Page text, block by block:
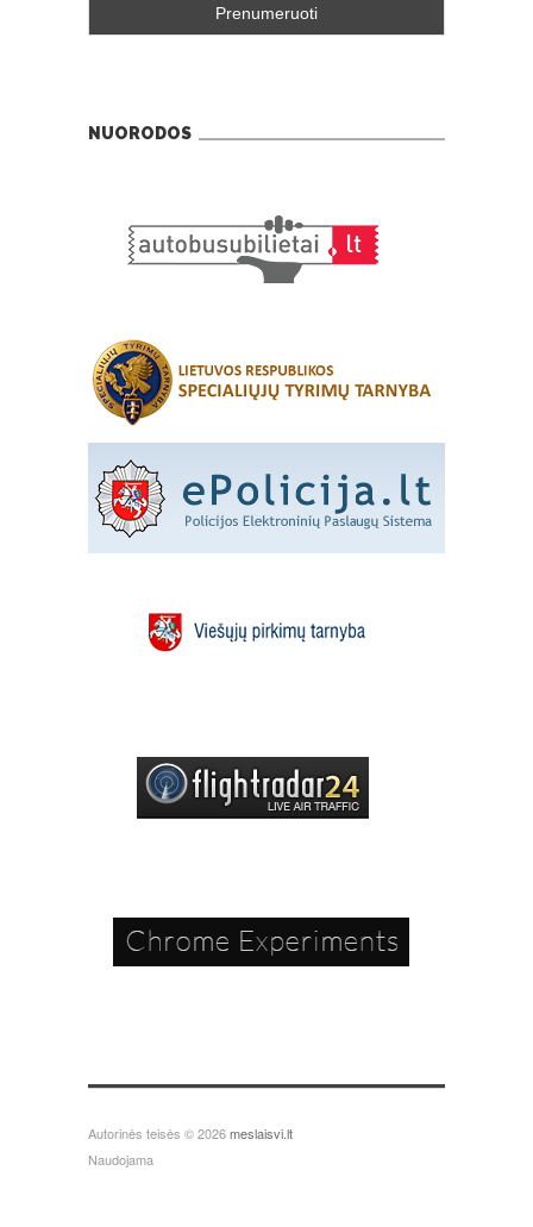
NUORODOS
Autorinės teisės © 2026meslaisvi.lt
Naudojama